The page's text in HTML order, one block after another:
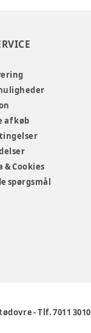
af køb
& Cookies
spørgsmål
-Tlf. 7011 3010